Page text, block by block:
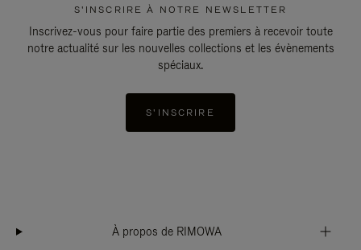
S'INSCRIRE À NOTRE NEWSLETTER
Inscrivez-vous pour faire partie des premiers à recevoir toute
notre actualité sur les nouvelles collections et les évènements
spéciaux.
S'INSCRIRE
À propos de RIMOWA